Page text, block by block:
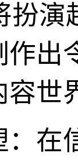
扮
出
容世
在